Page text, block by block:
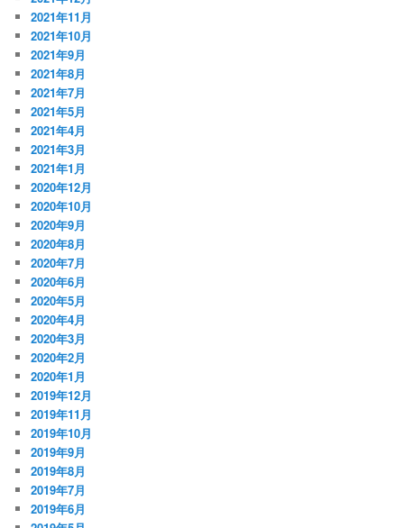
2021年11月
2021年10月
2021年9月
2021年8月
2021年7月
2021年5月
2021年4月
2021年3月
2021年1月
2020年12月
2020年10月
2020年9月
2020年8月
2020年7月
2020年6月
2020年5月
2020年4月
2020年3月
2020年2月
2020年1月
2019年12月
2019年11月
2019年10月
2019年9月
2019年8月
2019年7月
2019年6月